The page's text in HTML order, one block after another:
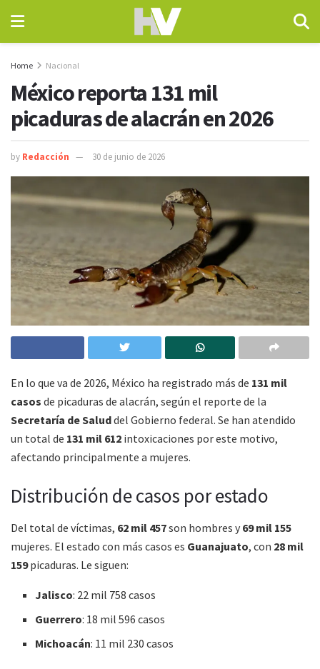
Home Nacional
México reporta 131 mil
picaduras de alacrán en 2026
by Redacción 30 de junio de 2026
En lo que va de 2026, México ha registrado más de 131 mil
casos de picaduras de alacrán, según el reporte de la
Secretaría de Saluddel Gobierno federal. Se han atendido
un total de 131 mil 612 intoxicaciones por este motivo,
afectando principalmente a mujeres.
Distribución de casos por estado
Del total de víctimas, 62 mil 457son hombres y 69 mil 155
mujeres. El estado con más casos es Guanajuato, con 28 mil
159picaduras. Le siguen:
Jalisco: 22 mil 758 casos
Guerrero: 18 mil 596 casos
Michoacán: 11 mil 230 casos